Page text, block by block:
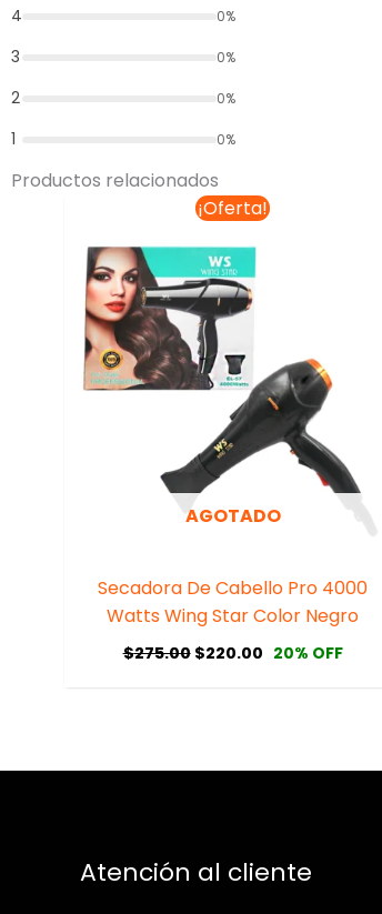
4 0%
3 0%
2 0%
1 0%
Productos relacionados
¡Oferta!
AGOTADO
Secadora De Cabello Pro 4000
Watts Wing Star Color Negro
$275.00
El
precio
original
era:
$275.00.
$220.00
El
precio
20% OFF
Atención al cliente